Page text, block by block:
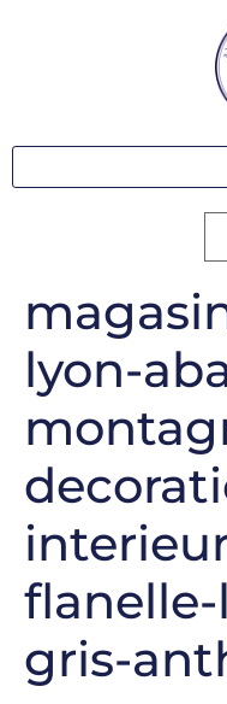
lyon-
gris-